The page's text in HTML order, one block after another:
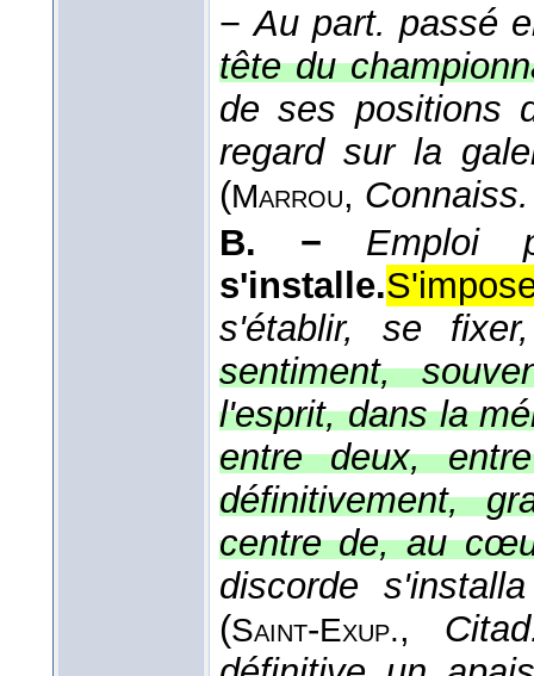
−Au part. passé
tête du
de ses positions
regard sur la
(Marrou,
B. −
Emploi
s'installe.
s'établir, se
sentiment,
l'esprit, dans la
entre deux,
définitivement,
centre de, au
discorde
(Saint-Exup.,